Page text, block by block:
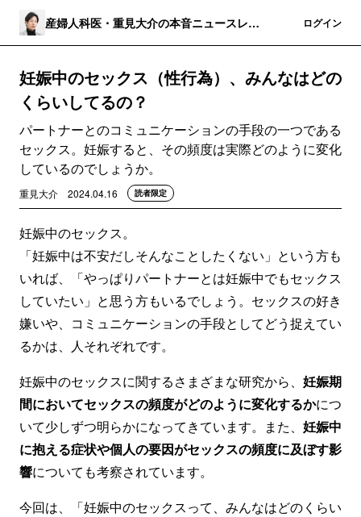
産婦人科医・重見大介の本音ニュースレタ
ログイン
妊娠中のセックス（性行為）、みんなはどの
くらいしてるの？
パートナーとのコミュニケーションの手段の一つである
セックス。妊娠すると、その頻度は実際どのように変化
しているのでしょうか。
重見大介 2024.04.16 読者限定
妊娠中のセックス。
「妊娠中は不安だしそんなことしたくない」という方も
いれば、「やっぱりパートナーとは妊娠中でもセックス
していたい」と思う方もいるでしょう。セックスの好き
嫌いや、コミュニケーションの手段としてどう捉えてい
るかは、人それぞれです。
妊娠中のセックスに関するさまざまな研究から、 妊娠期
間においてセックスの頻度がどのように変化するかにつ
いて少しずつ明らかになってきています。また、 妊娠中
に抱える症状や個人の要因がセックスの頻度に及ぼす影
響についても考察されています。
今回は、「妊娠中のセックスって、みんなはどのくらい